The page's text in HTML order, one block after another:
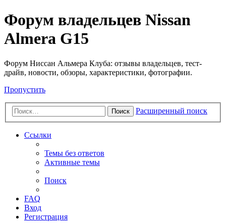
Форум владельцев Nissan
Almera G15
Форум Ниссан Альмера Клуба: отзывы владельцев, тест-
драйв, новости, обзоры, характеристики, фотографии.
Пропустить
Поиск Расширенный поиск
Ссылки
Темы без ответов
Активные темы
Поиск
FAQ
Вход
Регистрация